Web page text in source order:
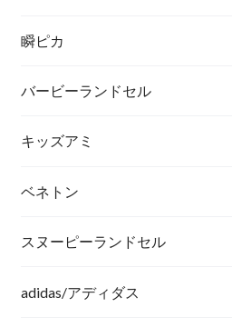
瞬ピカ
バービーランドセル
キッズアミ
ベネトン
スヌーピーランドセル
adidas/アディダス